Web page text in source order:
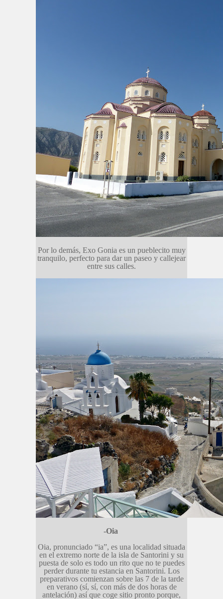
Por lo demás, Exo Gonia es un pueblecito muy
tranquilo, perfecto para dar un paseo y callejear
entre sus calles.
-Oia
Oia, pronunciado “ia”, es una localidad situada
en el extremo norte de la isla de Santorini y su
puesta de solo es todo un rito que no te puedes
perder durante tu estancia en Santorini. Los
preparativos comienzan sobre las 7 de la tarde
en verano (sí, sí, con más de dos horas de
antelación) así que coge sitio pronto porque,